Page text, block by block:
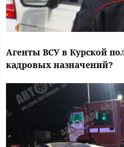
Агенты ВСУ в Курской
кадровых назначений?